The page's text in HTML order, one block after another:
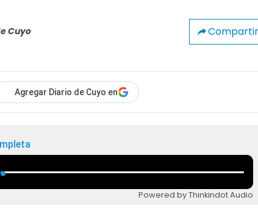
Cuyo Compartir
Agregar Diario de Cuyo en
Powered by Thinkindot Audio